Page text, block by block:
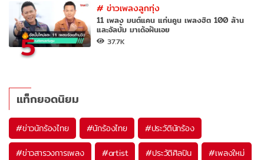
5
#ข่าวเพลงลูกทุ่ง
11 เพลง มนต์แคน แก่นคูน เพลงฮิต 100 ล้าน
และอัลบั้ม มาเด้อฝันเอย
37.7K
แท็กยอดนิยม
#ข่าวนักร้องไทย #นักร้องไทย #ประวัตินักร้อง
#ข่าวสารวงการเพลง #artist #ประวัติศิลปิน #เพลงใหม่